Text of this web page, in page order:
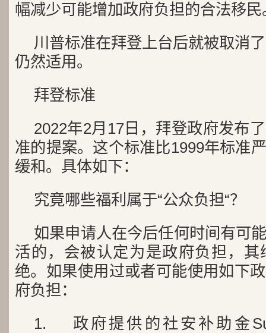
幅减少可能增加政府负担的合法移民
川普标准在拜登上台后就被取消
仍然适用。
拜登标准
2022年2月17日，拜登政府发布
准的提案。这个标准比1999年标准
缓和。具体如下：
究竟哪些福利属于“公众负担“？
如果申请人在今后任何时间有可
活的，会被认定为是政府负担，
绝。如果使用过或者可能使用如下
府负担：
1. 政府提供的社安补助金